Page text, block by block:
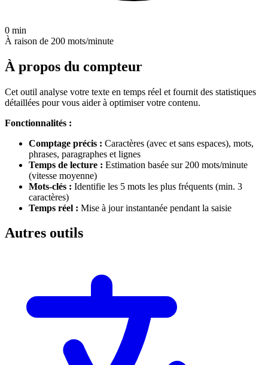
0 min
À raison de 200 mots/minute
À propos du compteur
Cet outil analyse votre texte en temps réel et fournit des statistiques
détaillées pour vous aider à optimiser votre contenu.
Fonctionnalités :
Comptage précis : Caractères (avec et sans espaces), mots,
phrases, paragraphes et lignes
Temps de lecture : Estimation basée sur 200 mots/minute
(vitesse moyenne)
Mots-clés : Identifie les 5 mots les plus fréquents (min. 3
caractères)
Temps réel : Mise à jour instantanée pendant la saisie
Autres outils